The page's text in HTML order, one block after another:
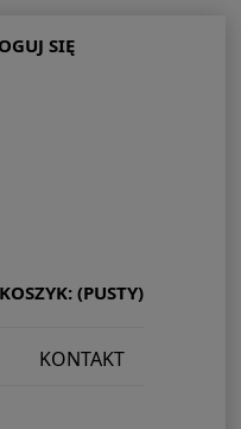
SIĘ
KOSZYK: (PUSTY)
KONTAKT